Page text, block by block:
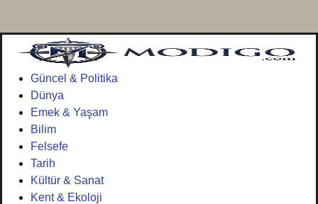
Güncel & Politika
Dünya
Emek & Yaşam
Bilim
Felsefe
Tarih
Kültür & Sanat
Kent & Ekoloji